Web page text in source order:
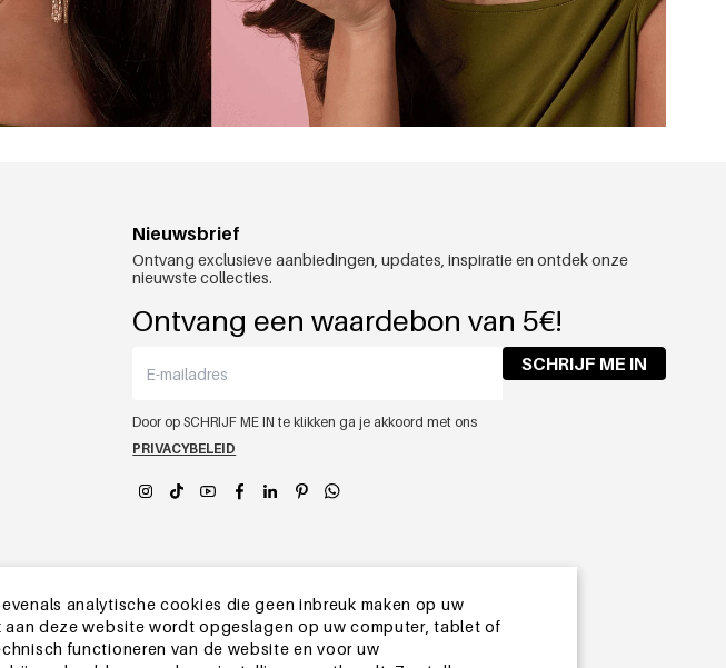
analytische cookies die geen inbreuk maken op uw
deze website wordt opgeslagen op uw computer, tablet of
functioneren van de website en voor uw
Nieuwsbrief
Ontvang exclusieve aanbiedingen, updates, inspiratie en ontdek onze
nieuwste collecties.
Ontvang een waardebon van 5€!
SCHRIJF ME IN
Door op SCHRIJF ME IN te klikken ga je akkoord met ons
PRIVACYBELEID
YEHWANG app